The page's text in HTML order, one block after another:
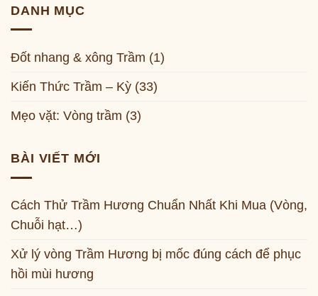
DANH MỤC
Đốt nhang & xông Trầm (1)
Kiến Thức Trầm – Kỳ (33)
Mẹo vặt: Vòng trầm (3)
BÀI VIẾT MỚI
Cách Thử Trầm Hương Chuẩn Nhất Khi Mua (Vòng,
Chuỗi hạt…)
Xử lý vòng Trầm Hương bị mốc đúng cách để phục
hồi mùi hương